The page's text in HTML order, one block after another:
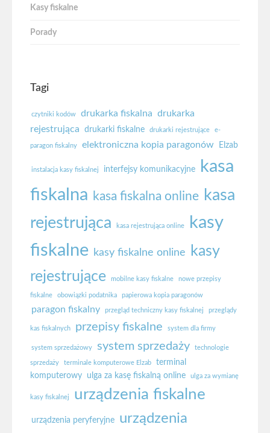
Kasy fiskalne
Porady
Tagi
czytniki kodów drukarka fiskalna drukarka
rejestrująca
drukarki fiskalne drukarki rejestrujące e-
paragon fiskalny elektroniczna kopia paragonów Elzab
instalacja kasy fiskalnej interfejsy komunikacyjne
kasa
fiskalna kasa fiskalna online kasa
rejestrująca
kasa rejestrująca online
kasy
fiskalne kasy fiskalne online
kasy
rejestrujące
mobilne kasy fiskalne nowe przepisy
fiskalne obowiązki podatnika papierowa kopia paragonów
paragon fiskalny przegląd techniczny kasy fiskalnej przeglądy
kas fiskalnych przepisy fiskalne system dla firmy
system sprzedażowy system sprzedaży technologie
sprzedaży terminale komputerowe Elzab
terminal
komputerowy
ulga za kasę fiskalną online ulga za wymianę
kasy fiskalnej urządzenia fiskalne
urządzenia peryferyjne urządzenia